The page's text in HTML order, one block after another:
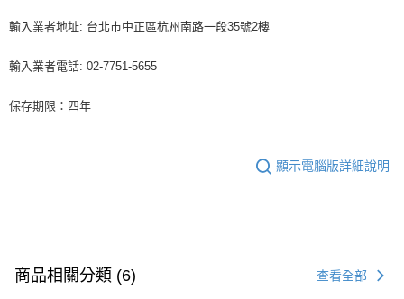
輸入業者地址: 台北市中正區杭州南路一段35號2樓
輸入業者電話: 02-7751-5655
保存期限：四年
顯示電腦版詳細說明
商品相關分類 (6) 查看全部